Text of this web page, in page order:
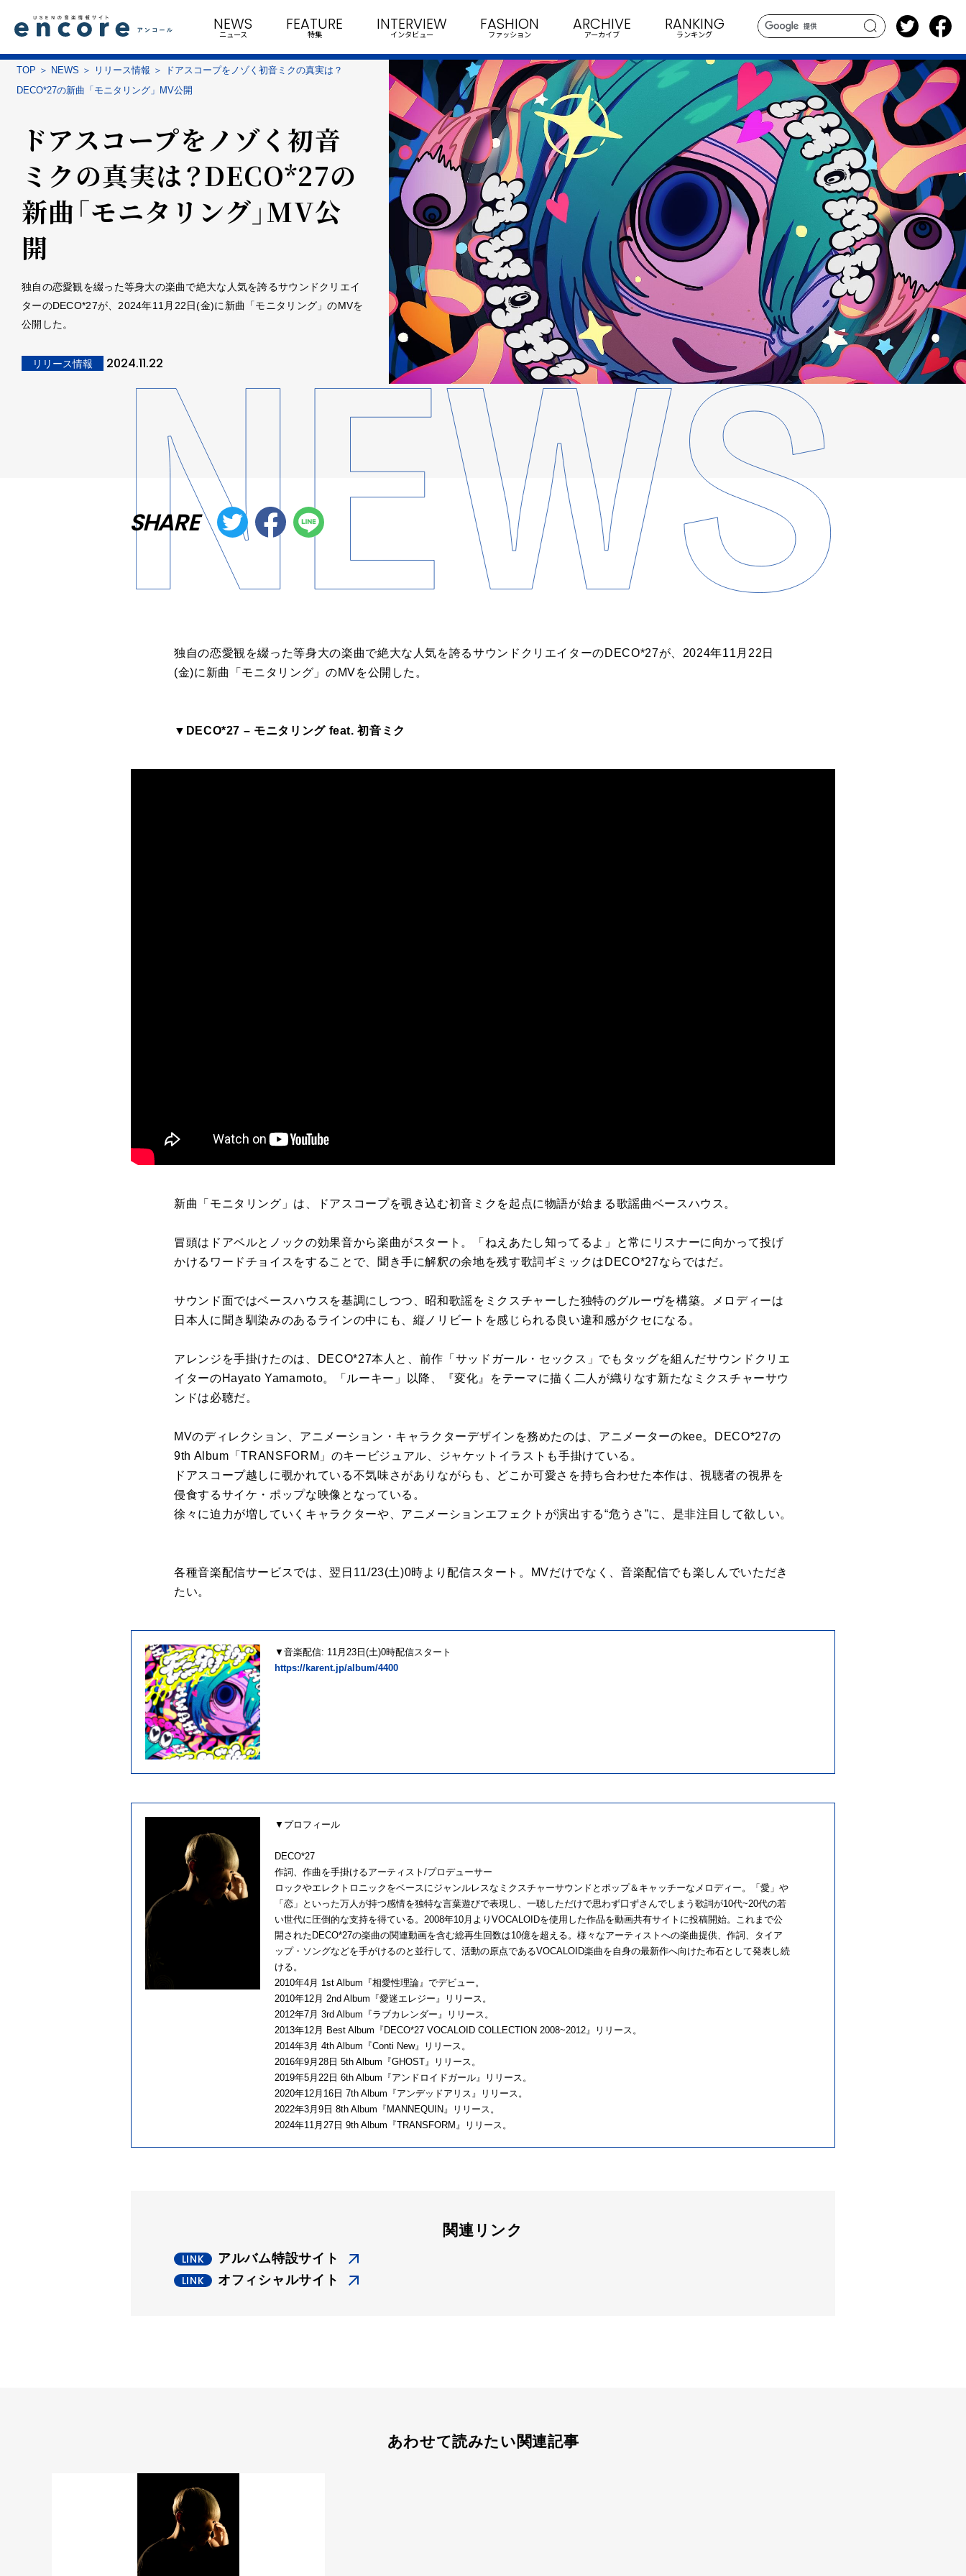
search
NEWS
ニュース
FEATURE
特集
INTERVIEW
インタビュー
FASHION
ファッション
ARCHIVE
アーカイブ
RANKING
ランキング
TOP NEWS リリース情報
ドアスコープをノゾく初音ミクの真実は？
DECO*27の新曲「モニタリング」MV公開
ドアスコープをノゾく初音
ミクの真実は？DECO*27の
新曲「モニタリング」MV公
開
独自の恋愛観を綴った等身大の楽曲で絶大な人気を誇るサウンドクリエイ
ターのDECO*27が、2024年11月22日(金)に新曲「モニタリング」のMVを
公開した。
リリース情報 2024.11.22
SHARE
独自の恋愛観を綴った等身大の楽曲で絶大な人気を誇るサウンドクリエイターのDECO*27が、2024年11月22日
(金)に新曲「モニタリング」のMVを公開した。
▼ DECO*27 – モニタリング feat. 初音ミク
新曲「モニタリング」は、ドアスコープを覗き込む初音ミクを起点に物語が始まる歌謡曲ベースハウス。
冒頭はドアベルとノックの効果音から楽曲がスタート。「ねえあたし知ってるよ」と常にリスナーに向かって投げ
かけるワードチョイスをすることで、聞き手に解釈の余地を残す歌詞ギミックはDECO*27ならではだ。
サウンド面ではベースハウスを基調にしつつ、昭和歌謡をミクスチャーした独特のグルーヴを構築。メロディーは
日本人に聞き馴染みのあるラインの中にも、縦ノリビートを感じられる良い違和感がクセになる。
アレンジを手掛けたのは、DECO*27本人と、前作「サッドガール・セックス」でもタッグを組んだサウンドクリエ
イターのHayato Yamamoto。「ルーキー」以降、『変化』をテーマに描く二人が織りなす新たなミクスチャーサウ
ンドは必聴だ。
MVのディレクション、アニメーション・キャラクターデザインを務めたのは、アニメーターのkee。DECO*27の
9th Album「TRANSFORM」のキービジュアル、ジャケットイラストも手掛けている。
ドアスコープ越しに覗かれている不気味さがありながらも、どこか可愛さを持ち合わせた本作は、視聴者の視界を
侵食するサイケ・ポップな映像となっている。
徐々に迫力が増していくキャラクターや、アニメーションエフェクトが演出する“危うさ”に、是非注目して欲しい。
各種音楽配信サービスでは、翌日11/23(土)0時より配信スタート。MVだけでなく、音楽配信でも楽しんでいただき
たい。
▼音楽配信: 11月23日(土)0時配信スタート
https://karent.jp/album/4400
▼プロフィール
DECO*27
作詞、作曲を手掛けるアーティスト/プロデューサー
ロックやエレクトロニックをベースにジャンルレスなミクスチャーサウンドとポップ＆キャッチーなメロディー。「愛」や
「恋」といった万人が持つ感情を独特な言葉遊びで表現し、一聴しただけで思わず口ずさんでしまう歌詞が10代~20代の若
い世代に圧倒的な支持を得ている。2008年10月よりVOCALOIDを使用した作品を動画共有サイトに投稿開始。これまで公
開されたDECO*27の楽曲の関連動画を含む総再生回数は10億を超える。様々なアーティストへの楽曲提供、作詞、タイア
ップ・ソングなどを手がけるのと並行して、活動の原点であるVOCALOID楽曲を自身の最新作へ向けた布石として発表し続
ける。
2010年4月 1st Album『相愛性理論』でデビュー。
2010年12月 2nd Album『愛迷エレジー』リリース。
2012年7月 3rd Album『ラブカレンダー』リリース。
2013年12月 Best Album『DECO*27 VOCALOID COLLECTION 2008~2012』リリース。
2014年3月 4th Album『Conti New』リリース。
2016年9月28日 5th Album『GHOST』リリース。
2019年5月22日 6th Album『アンドロイドガール』リリース。
2020年12月16日 7th Album『アンデッドアリス』リリース。
2022年3月9日 8th Album『MANNEQUIN』リリース。
2024年11月27日 9th Album『TRANSFORM』リリース。
関連リンク
アルバム特設サイト
オフィシャルサイト
あわせて読みたい関連記事